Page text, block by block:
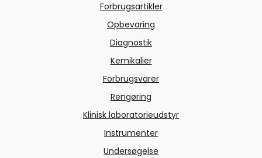
Forbrugsartikler
Opbevaring
Diagnostik
Kemikalier
Forbrugsvarer
Rengøring
Klinisk laboratorieudstyr
Instrumenter
Undersøgelse